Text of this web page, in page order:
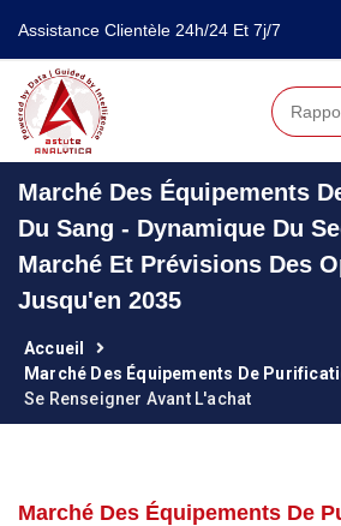
Assistance Clientèle 24h/24 Et 7j/7
Marché Des Équipements
Du Sang - Dynamique Du
Marché Et Prévisions Des
Jusqu'en 2035
Accueil
Marché Des Équipements De
Se Renseigner Avant L'achat
Marché Des Équipements De